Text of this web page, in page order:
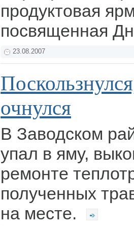
продуктовая
посвященная
23.08.2007
очнулся
В Заводском
упал в яму,
ремонте
полученных
на месте.